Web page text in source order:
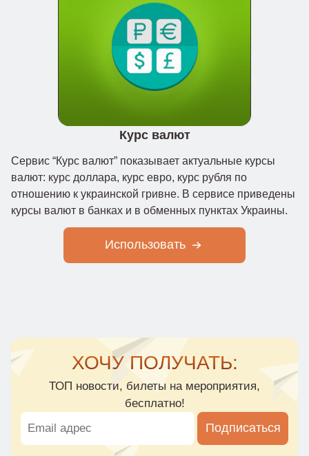
Курс валют
Сервис “Курс валют” показывает актуальные курсы
валют: курс доллара, курс евро, курс рубля по
отношению к украинской гривне. В сервисе приведены
курсы валют в банках и в обменных пунктах Украины.
Использовать
ХОЧУ ПОЛУЧАТЬ:
ТОП новости, билеты на мероприятия,
бесплатно!
Подписаться